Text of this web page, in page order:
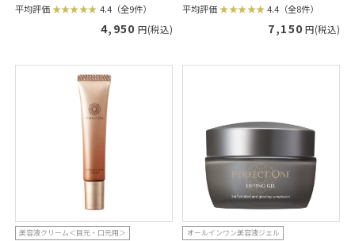
平均評価 4.4（全9件）
4,950 円(税込)
平均評価 4.4（全8件）
7,150 円(税込)
美容液クリーム＜目元・口元用＞ オールインワン美容液ジェル